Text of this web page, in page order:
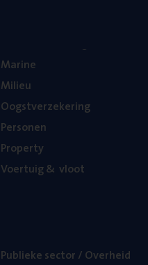
Mari­ne
Mili­eu
Oogst­ver­ze­ke­ring
Per­so­nen
Pro­per­ty
Voer­tuig& vloot
Publie­ke sec­tor / Overheid